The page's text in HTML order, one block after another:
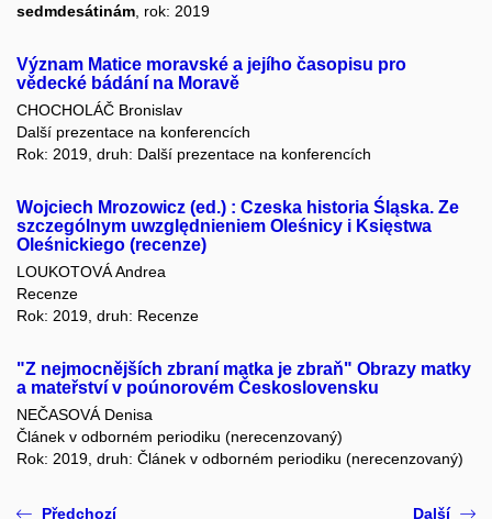
sedmdesátinám , rok: 2019
Význam Matice moravské a jejího časopisu pro
vědecké bádání na Moravě
CHOCHOLÁČ Bronislav
Další prezentace na konferencích
Rok: 2019, druh: Další prezentace na konferencích
Wojciech Mrozowicz (ed.) : Czeska historia Śląska. Ze
szczególnym uwzględnieniem Oleśnicy i Księstwa
Oleśnickiego (recenze)
LOUKOTOVÁ Andrea
Recenze
Rok: 2019, druh: Recenze
"Z nejmocnějších zbraní matka je zbraň" Obrazy matky
a mateřství v poúnorovém Československu
NEČASOVÁ Denisa
Článek v odborném periodiku (nerecenzovaný)
Rok: 2019, druh: Článek v odborném periodiku (nerecenzovaný)
Předchozí Další